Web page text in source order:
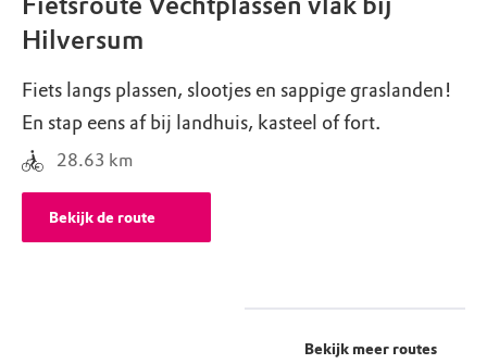
Hilversum
Fiets langs plassen, slootjes en sappige graslanden!
En stap eens af bij landhuis, kasteel of fort.
28.63 km
Bekijk de route
Bekijk meer routes